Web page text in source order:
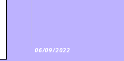
06/09/2022